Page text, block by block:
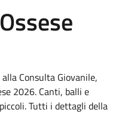
Consulta Giovanile,
2026. Canti, balli e
Tutti i dettagli della